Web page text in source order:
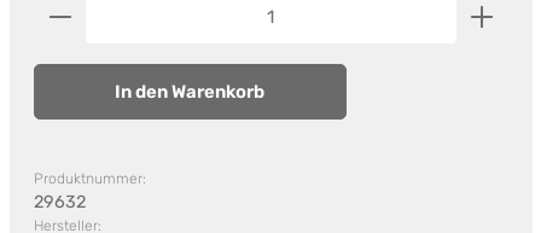
In den Warenkorb
Produktnummer:
29632
Hersteller: